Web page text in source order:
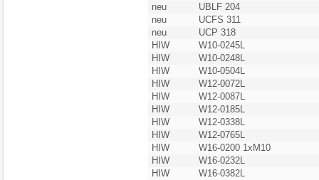
neu
UBLF 204
neu
UCFS 311
neu
UCP 318
HIW
W10-0245L
HIW
W10-0248L
HIW
W10-0504L
HIW
W12-0072L
HIW
W12-0087L
HIW
W12-0185L
HIW
W12-0338L
HIW
W12-0765L
HIW
W16-0200 1xM10
HIW
W16-0232L
HIW
W16-0382L